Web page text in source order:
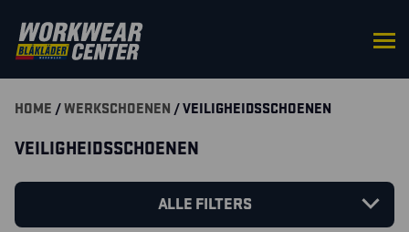
HOME /WERKSCHOENEN / VEILIGHEIDSSCHOENEN
VEILIGHEIDSSCHOENEN
ALLE FILTERS